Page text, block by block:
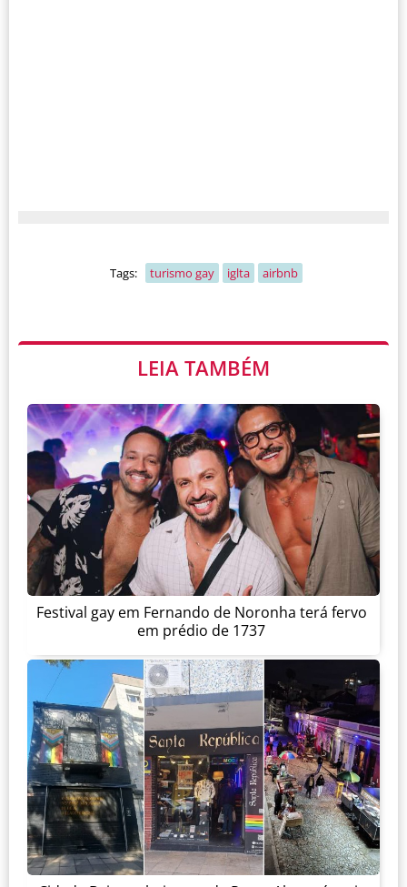
Tags: turismo gay iglta airbnb
LEIA TAMBÉM
Festival gay em Fernando de Noronha terá fervo
em prédio de 1737